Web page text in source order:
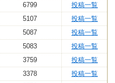
6799
投稿一覧
5107
投稿一覧
5087
投稿一覧
5083
投稿一覧
3759
投稿一覧
3378
投稿一覧